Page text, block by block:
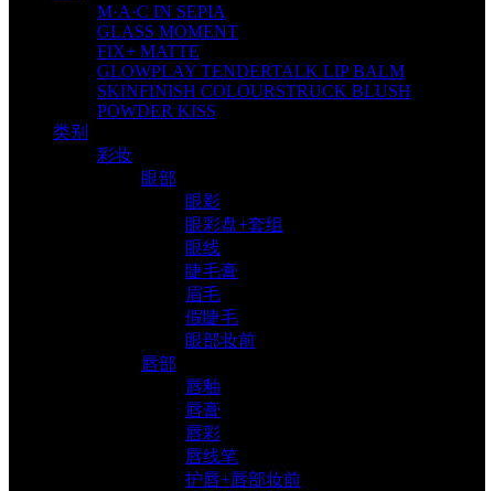
M·A·C IN SEPIA
GLASS MOMENT
FIX+ MATTE
GLOWPLAY TENDERTALK LIP BALM
SKINFINISH COLOURSTRUCK BLUSH
POWDER KISS
类别
彩妆
眼部
眼影
眼彩盘+套组
眼线
睫毛膏
眉毛
假睫毛
眼部妆前
唇部
唇釉
唇膏
唇彩
唇线笔
护唇+唇部妆前